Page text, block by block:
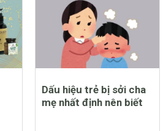
Dấu hiệu trẻ bị sởi cha
mẹ nhất định nên biết